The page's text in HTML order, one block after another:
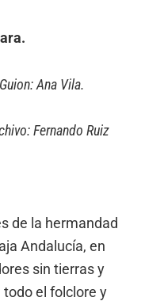
Ana Vila.
Fernando Ruiz
de la hermandad
Andalucía, en
sin tierras y
el folclore y